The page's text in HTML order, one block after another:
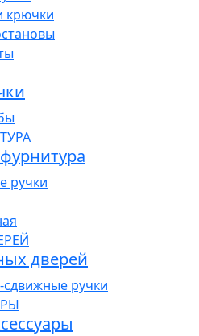
крючки
ручки
дверей
ручки